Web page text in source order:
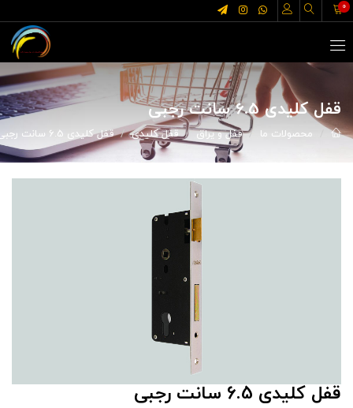
0
قفل کلیدی 6.5 سانت رجبی
محصولات ما قفل و یراق قفل کلیدی قفل کلیدی 6.5 سانت رجبی
قفل کلیدی 6.5 سانت رجبی